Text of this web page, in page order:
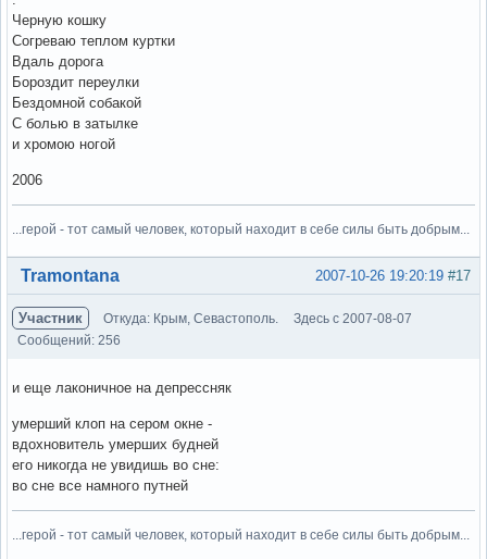
Черную кошку
Согреваю теплом куртки
Вдаль дорога
Бороздит переулки
Бездомной собакой
С болью в затылке
и хромою ногой
2006
...герой - тот самый человек, который находит в себе силы быть добрым...
Вне форума #17
2007-10-26 19:20:19
Tramontana
Участник Откуда: Крым, Севастополь.
Здесь с 2007-08-07
Сообщений: 256
и еще лаконичное на депрессняк
умерший клоп на сером окне -
вдохновитель умерших будней
его никогда не увидишь во сне:
во сне все намного путней
...герой - тот самый человек, который находит в себе силы быть добрым...